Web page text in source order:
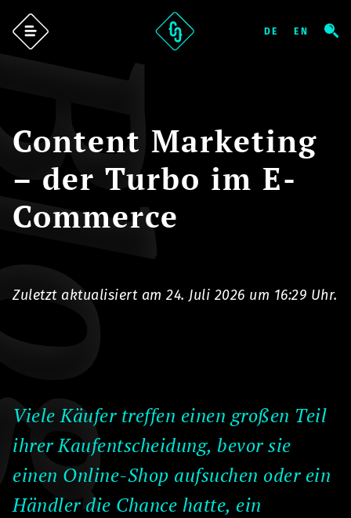
Content Marketing
– der Turbo im E-
Commerce
Zuletzt aktualisiert am 24. Juli 2026 um 16:29 Uhr.
Viele Käufer treffen einen großen Teil
ihrer Kaufentscheidung, bevor sie
einen Online-Shop aufsuchen oder ein
Händler die Chance hatte, ein